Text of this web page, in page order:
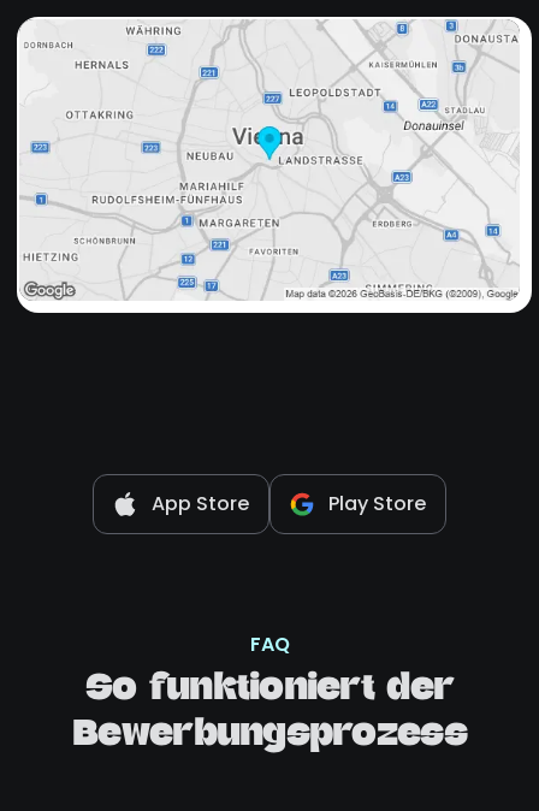
App Store Play Store
FAQ
So funktioniert der
Bewerbungsprozess